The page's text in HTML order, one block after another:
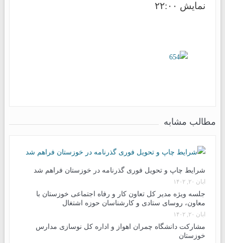
نمایش ۲۲:۰۰
مطالب مشابه
شرایط چاپ و تحویل فوری گذرنامه در خوزستان فراهم شد
آبان ۲۰, ۱۴۰۲
جلسه ویژه مدیر کل تعاون کار و رفاه اجتماعی خوزستان با
معاون، روسای ستادی و کارشناسان حوزه اشتغال
آبان ۲۰, ۱۴۰۲
مشارکت دانشگاه چمران اهواز و اداره کل نوسازی مدارس
خوزستان